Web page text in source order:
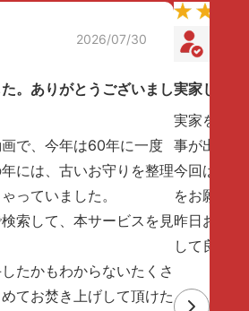
2026/07/30
。ありがとうございまし
で、今年は60年に一度
には、古いお守りを整理
っていました。
索して、本サービスを見
たかもわからないたくさ
てお焚き上げして頂けた
実家じまい
実家を片
事が出来
今回は手
をお願い
昨日お焚
して良か